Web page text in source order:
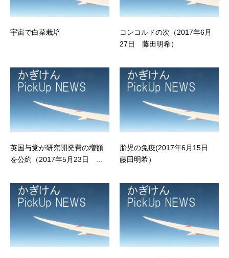
宇宙で白菜栽培
コンコルドの次（2017年6月
27日 藤田明希）
英国与党が研究開発費の増額
を公約（2017年5月23日 ...
胎児の免疫(2017年6月15日
藤田明希）